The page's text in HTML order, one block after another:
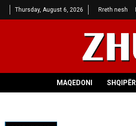
Thursday, August 6, 2026 Rreth nesh
MAQEDONI SHQIPËRI